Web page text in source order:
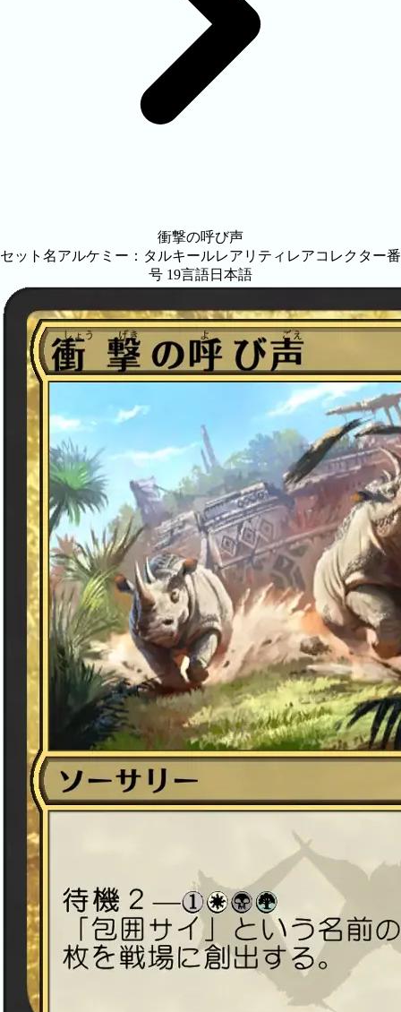
衝撃の呼び声
セット名アルケミー：タルキールレアリティ レアコレクター番
号 19言語日本語